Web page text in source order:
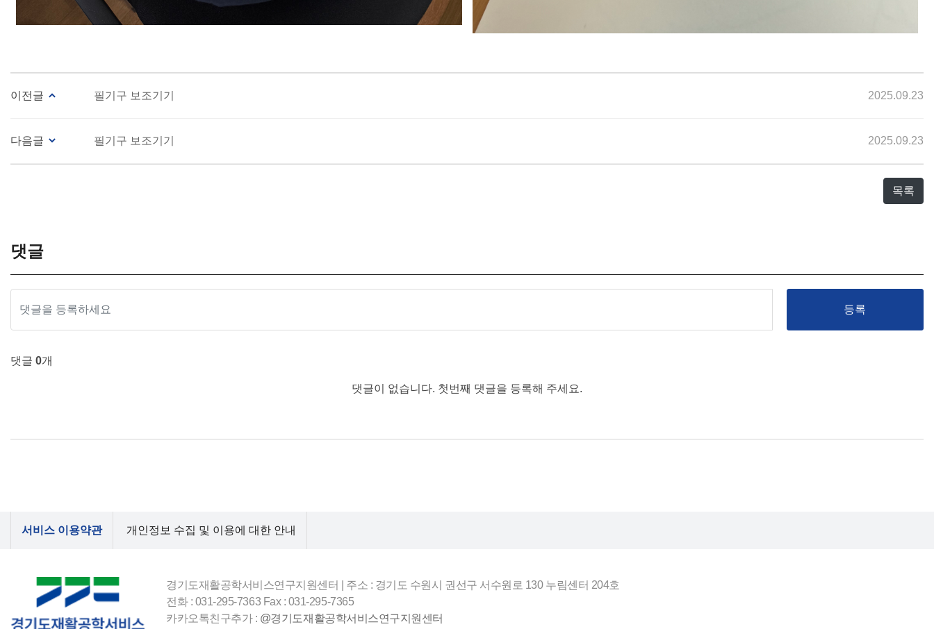
이전글 필기구 보조기기 2025.09.23
다음글 필기구 보조기기 2025.09.23
목록
댓글
등록
댓글 0개
댓글이 없습니다. 첫번째 댓글을 등록해 주세요.
서비스 이용약관 개인정보 수집 및 이용에 대한 안내
경기도재활공학서비스연구지원센터 | 주소 : 경기도 수원시 권선구 서수원로 130 누림센터 204호
전화 : 031-295-7363 Fax : 031-295-7365
카카오톡친구추가 : @경기도재활공학서비스연구지원센터